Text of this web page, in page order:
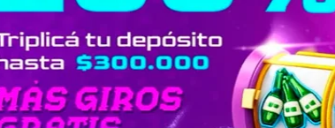
competitiva con remedios como Ignatia.
mentales. La osteopatía, por su lado, libera
pros la usan, según expertos como Javier
brilla en episodios agudos. Para 2026,
psilocibina ofrecen hasta 60% de remisión en